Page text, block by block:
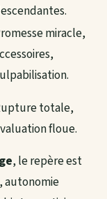
miracle,
totale,
floue.
, le repère est
autonomie